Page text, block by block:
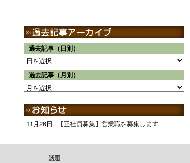
過去記事（日別）
過去記事（月別）
11月26日 【正社員募集】営業職を募集します
話題